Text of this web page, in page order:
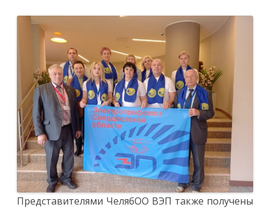
Представителями ЧелябОО ВЭП также получены